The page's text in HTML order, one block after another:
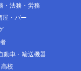
・法務・労務
屋・バー
動車・輸送機器
校